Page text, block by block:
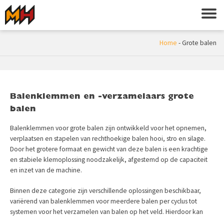
Home -Grote balen
Balenklemmen en -verzamelaars grote
balen
Balenklemmen voor grote balen zijn ontwikkeld voor het opnemen,
verplaatsen en stapelen van rechthoekige balen hooi, stro en silage.
Door het grotere formaat en gewicht van deze balen is een krachtige
en stabiele klemoplossing noodzakelijk, afgestemd op de capaciteit
en inzet van de machine.
Binnen deze categorie zijn verschillende oplossingen beschikbaar,
variërend van balenklemmen voor meerdere balen per cyclus tot
systemen voor het verzamelen van balen op het veld. Hierdoor kan